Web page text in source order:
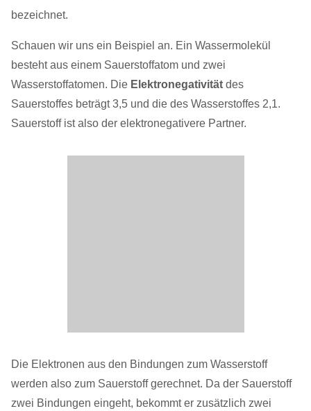
bezeichnet.
Schauen wir uns ein Beispiel an. Ein Wassermolekül
besteht aus einem Sauerstoffatom und zwei
Wasserstoffatomen. Die Elektronegativität des
Sauerstoffes beträgt 3,5 und die des Wasserstoffes 2,1.
Sauerstoff ist also der elektronegativere Partner.
Die Elektronen aus den Bindungen zum Wasserstoff
werden also zum Sauerstoff gerechnet. Da der Sauerstoff
zwei Bindungen eingeht, bekommt er zusätzlich zwei